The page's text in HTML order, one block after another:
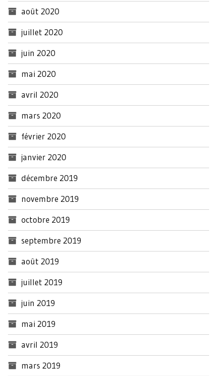
août 2020
juillet 2020
juin 2020
mai 2020
avril 2020
mars 2020
février 2020
janvier 2020
décembre 2019
novembre 2019
octobre 2019
septembre 2019
août 2019
juillet 2019
juin 2019
mai 2019
avril 2019
mars 2019